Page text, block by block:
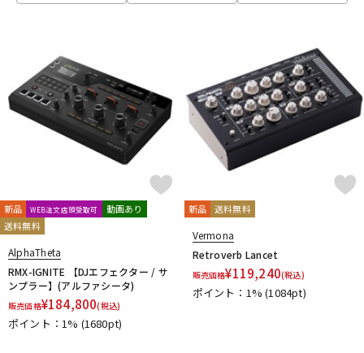
中古 ヴィンテージ
SANWA SUPPLY SENNHEISER SEQUENZ
serato
stokyo
Tech Technics UDG unknown
Vermona
Vestax
V-MODA YAXI
HEADLINER Thunderplugs
新品 WEB注文店頭受取可
動画あり
送料無料
AlphaTheta
RMX-IGNITE 【DJエフェクター / サ
ンプラー】(アルファシータ)
販売価格¥184,800(税込)
ポイント：1% (1680pt)
新品 送料無料
Vermona
Retroverb Lancet
販売価格¥119,240(税込)
ポイント：1%(1084pt)